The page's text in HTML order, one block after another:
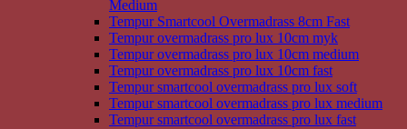
Medium
Tempur Smartcool Overmadrass 8cm Fast
Tempur overmadrass pro lux 10cm myk
Tempur overmadrass pro lux 10cm medium
Tempur overmadrass pro lux 10cm fast
Tempur smartcool overmadrass pro lux soft
Tempur smartcool overmadrass pro lux medium
Tempur smartcool overmadrass pro lux fast